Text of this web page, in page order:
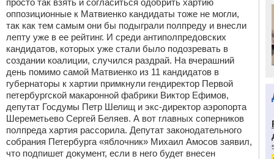
просто так взять и согласиться одобрить хартию
оппозиционные к Матвиенко кандидаты тоже не могли,
так как тем самым они бы подыграли полпреду и внесли
лепту уже в ее рейтинг. И среди антиполпредовских
кандидатов, которых уже стали было подозревать в
создании коалиции, случился раздрай. На вчерашний
день помимо самой Матвиенко из 11 кандидатов в
губернаторы к хартии примкнули гендиректор Первой
петербургской макаронной фабрики Виктор Ефимов,
депутат Госдумы Петр Шелищ и экс-директор аэропорта
Шереметьево Сергей Беляев. А вот главных соперников
полпреда хартия рассорила. Депутат законодательного
собрания Петербурга «яблочник» Михаил Амосов заявил,
что подпишет документ, если в него будет внесен